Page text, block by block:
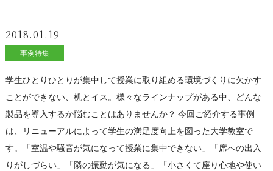
2018.01.19
事例特集
学生ひとりひとりが集中して授業に取り組める環境づくりに欠かす
ことができない、机とイス。様々なラインナップがある中、どんな
製品を導入するか悩むことはありませんか？ 今回ご紹介する事例
は、リニューアルによって学生の満足度向上を図った大学教室で
す。「室温や騒音が気になって授業に集中できない」「席への出入
りがしづらい」「隣の振動が気になる」「小さくて座り心地や使い